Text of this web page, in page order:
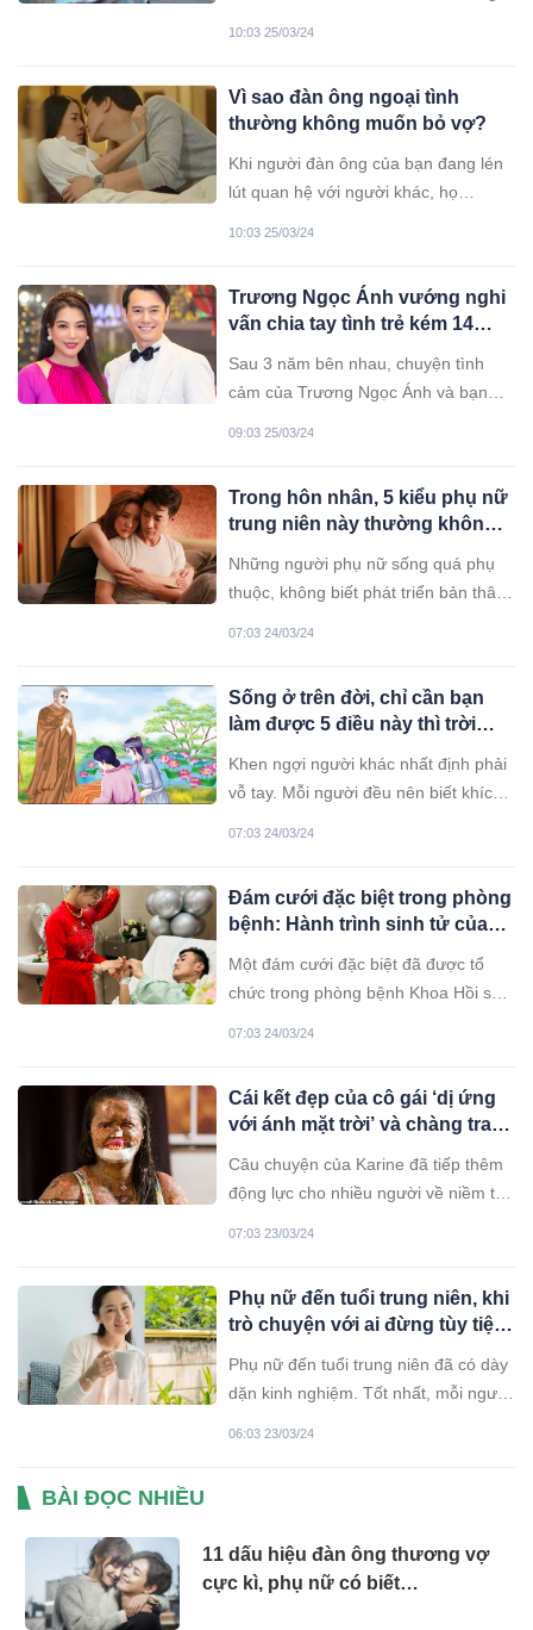
10:03 25/03/24
Vì sao đàn ông ngoại tình
thường không muốn bỏ vợ?
Khi người đàn ông của bạn đang lén
lút quan hệ với người khác, họ
10:03 25/03/24
Trương Ngọc Ánh vướng nghi
vấn chia tay tình trẻ kém 14
khi bị “réo tên” vì nợ nần
Sau 3 năm bên nhau, chuyện tình
cảm của Trương Ngọc Ánh và bạn
09:03 25/03/24
Trong hôn nhân, 5 kiểu phụ nữ
trung niên này thường không
trong số đó không?
Những người phụ nữ sống quá phụ
thuộc, không biết phát triển bản thân
07:03 24/03/24
Sống ở trên đời, chỉ cần bạn
làm được 5 điều này thì trời
Khen ngợi người khác nhất định phải
vỗ tay. Mỗi người đều nên biết khích
07:03 24/03/24
Đám cưới đặc biệt trong phòng
bệnh: Hành trình sinh tử của
Một đám cưới đặc biệt đã được tổ
chức trong phòng bệnh Khoa Hồi sức
trong phòng bệnh Khoa Hồi sức tích
cực – Chống độc, Bệnh viện Đa khoa
tỉnh Lạng
07:03 24/03/24
Cái kết đẹp của cô gái ‘dị ứng
với ánh mặt trời’ và chàng trai
Câu chuyện của Karine đã tiếp thêm
động lực cho nhiều người về niềm tin
SPF100 ngay cả khi ở trong nhà, do
tình trạng da hiếm gặp của mình. Cô
gái
07:03 23/03/24
Phụ nữ đến tuổi trung niên, khi
trò chuyện với ai đừng tùy tiện
Phụ nữ đến tuổi trung niên đã có dày
dặn kinh nghiệm. Tốt nhất, mỗi người
06:03 23/03/24
BÀI ĐỌC NHIỀU
11 dấu hiệu đàn ông thương vợ
cực kì, phụ nữ có biết…